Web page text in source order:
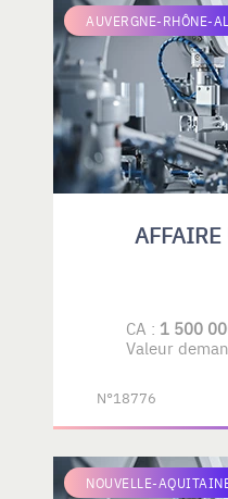
AUVERGNE-RHÔNE-
CA : 1 500
Valeur
N°18776
NOUVELLE-